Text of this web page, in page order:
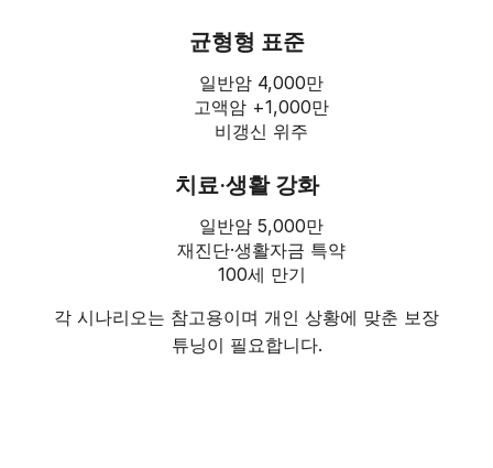
균형형 표준
일반암 4,000만
고액암 +1,000만
비갱신 위주
치료·생활 강화
일반암 5,000만
재진단·생활자금 특약
100세 만기
각 시나리오는 참고용이며 개인 상황에 맞춘 보장
튜닝이 필요합니다.